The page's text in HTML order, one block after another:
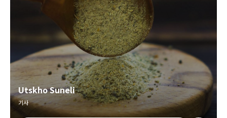
Utskho Suneli
기사